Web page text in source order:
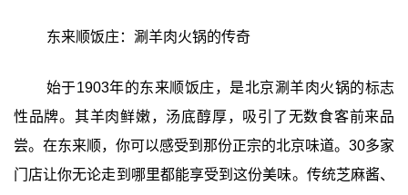
东来顺饭庄：涮羊肉火锅的传奇
始于1903年的东来顺饭庄，是北京涮羊肉火锅的标志
性品牌。其羊肉鲜嫩，汤底醇厚，吸引了无数食客前来品
尝。在东来顺，你可以感受到那份正宗的北京味道。30多家
门店让你无论走到哪里都能享受到这份美味。传统芝麻酱、